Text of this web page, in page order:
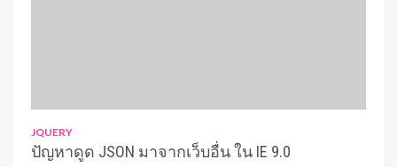
JQUERY
ปัญหาดูด JSON มาจากเว็บอื่น ใน IE 9.0